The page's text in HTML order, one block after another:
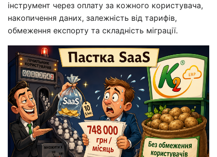
інструмент через оплату за кожного користувача,
накопичення даних, залежність від тарифів,
обмеження експорту та складність міграції.